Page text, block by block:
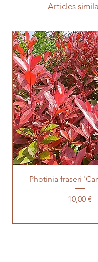
Articles
Photinia fraseri
Prix
10,00 €